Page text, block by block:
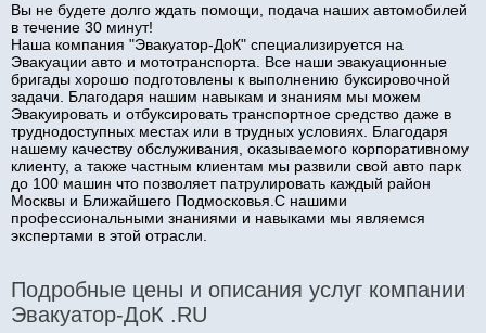
Вы не будете долго ждать помощи, подача наших автомобилей
в течение 30 минут!
Наша компания "Эвакуатор-ДоК" специализируется на
Эвакуации авто и мототранспорта. Все наши эвакуационные
бригады хорошо подготовлены к выполнению буксировочной
задачи. Благодаря нашим навыкам и знаниям мы можем
Эвакуировать и отбуксировать транспортное средство даже в
труднодоступных местах или в трудных условиях. Благодаря
нашему качеству обслуживания, оказываемого корпоративному
клиенту, а также частным клиентам мы развили свой авто парк
до 100 машин что позволяет патрулировать каждый район
Москвы и Ближайшего Подмосковья.С нашими
профессиональными знаниями и навыками мы являемся
экспертами в этой отрасли.
Подробные цены и описания услуг компании
Эвакуатор-ДоК .RU